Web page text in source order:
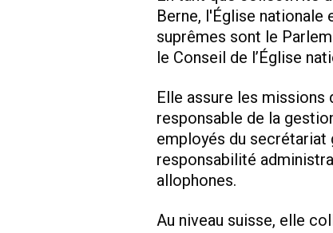
Berne, l'Église
suprêmes sont le
le Conseil de l’Église
Elle assure les missions
responsable de la
employés du
responsabilité
allophones.
Au niveau suisse, elle